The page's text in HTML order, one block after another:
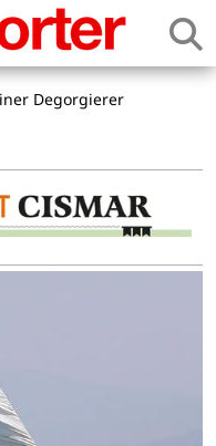
Degorgierer